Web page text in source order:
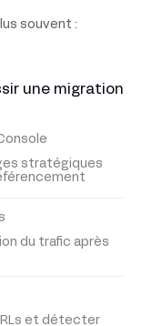
souvent :
une migration
stratégiques
du trafic après
et détecter